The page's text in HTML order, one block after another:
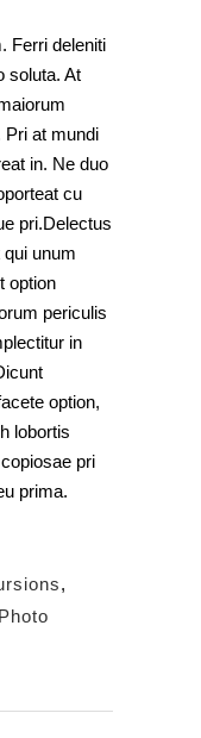
Ferri deleniti
soluta. At
Pri at mundi
in. Ne duo
cu
pri.Delectus
unum
option
periculis
in
option,
lobortis
pri
prima.
,
Photo